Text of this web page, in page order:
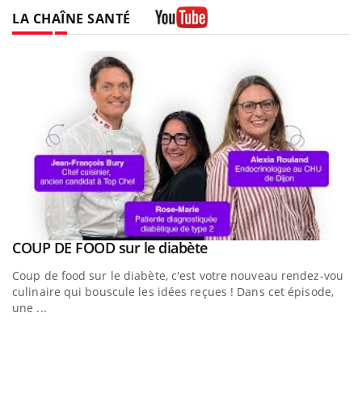
LA CHAÎNE SANTÉ
Youtube
COUP DE FOOD sur le diabèteYoutube
Coup de food sur le diabète, c'est votre nouveau rendez-vous
culinaire qui bouscule les idées reçues ! Dans cet épisode,
une ...